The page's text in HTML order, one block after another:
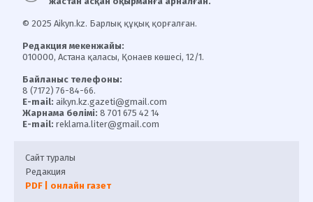
© 2025 Aikyn.kz. Барлық құқық қорғалған.
Редакция мекенжайы:
010000, Астана қаласы, Қонаев көшесі, 12/1.
Байланыс телефоны:
8 (7172) 76-84-66.
E-mail: aikyn.kz.gazeti@gmail.com
Жарнама бөлімі: 8 701 675 42 14
E-mail: reklama.liter@gmail.com
Сайт туралы
Редакция
PDF | онлайн газет